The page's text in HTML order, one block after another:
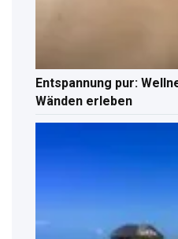
Entspannung pur:
Wänden erleben